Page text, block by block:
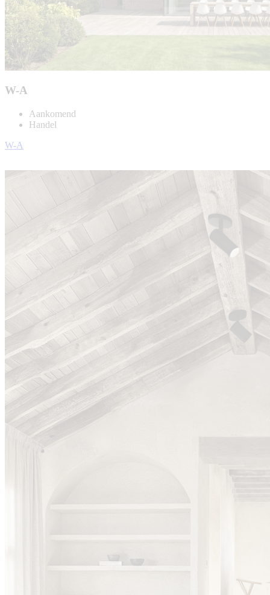
W-A
Aankomend
Handel
W-A